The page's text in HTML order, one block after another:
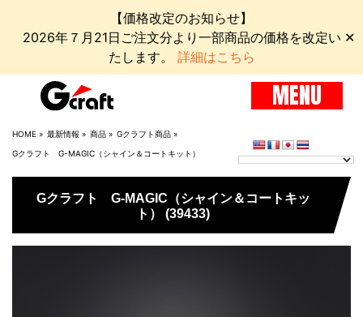
【価格改定のお知らせ】
2026年７月21日ご注文分より一部商品の価格を改定い
たします。 詳細はこちら
✕
MENU
HOME » 最新情報 » 商品 » Gクラフト商品 »
Gクラフト G-MAGIC（シャイン＆コートキット）
Gクラフト G-MAGIC（シャイン＆コートキッ
ト） (39433)